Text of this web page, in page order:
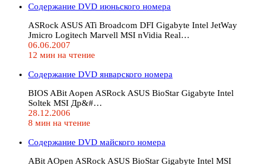
Содержание DVD июньского номера
ASRock ASUS ATi Broadcom DFI Gigabyte Intel JetWay
Jmicro Logitech Marvell MSI nVidia Real…
06.06.2007
12 мин на чтение
Содержание DVD январского номера
BIOS ABit Aopen ASRock ASUS BioStar Gigabyte Intel
Soltek MSI Др&#…
28.12.2006
8 мин на чтение
Содержание DVD майского номера
ABit AOpen ASRock ASUS BioStar Gigabyte Intel MSI